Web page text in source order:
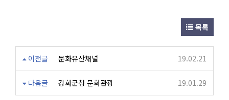
목록
이전글 문화유산채널 19.02.21
다음글 강화군청 문화관광 19.01.29